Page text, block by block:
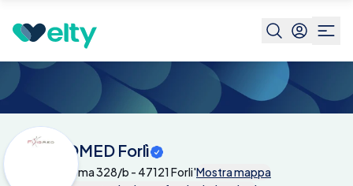
FISIOMED Forlì
Viale Roma 328/b - 47121 Forli'Mostra mappa